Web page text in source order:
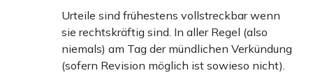
Urteile sind frühestens vollstreckbar wenn
sie rechtskräftig sind. In aller Regel (also
niemals) am Tag der mündlichen Verkündung
(sofern Revision möglich ist sowieso nicht).